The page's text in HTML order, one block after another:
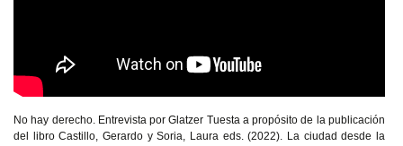
No hay derecho. Entrevista por Glatzer Tuesta a propósito de la publicación
del libro Castillo, Gerardo y Soria, Laura eds. (2022). La ciudad desde la